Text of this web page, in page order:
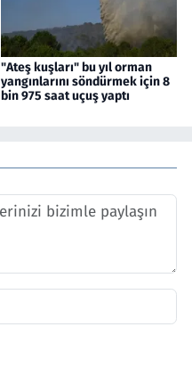
"Ateş kuşları" bu yıl orman
yangınlarını söndürmek için 8
bin 975 saat uçuş yaptı